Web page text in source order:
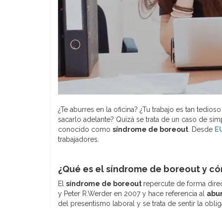
¿Te aburres en la oficina? ¿Tu trabajo es tan
sacarlo adelante? Quizá se trata de un caso de
conocido como síndrome de boreout . Desde
trabajadores.
¿Qué es el síndrome de boreout y
El síndrome de boreout repercute de forma
y Peter R.Werder en 2007 y hace referencia al
del presentismo laboral y se trata de sentir la